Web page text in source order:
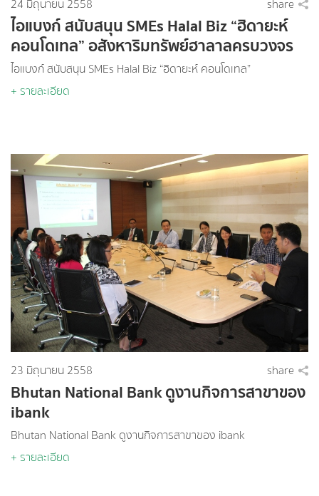
24 มิถุนายน 2558 share
ไอแบงก์ สนับสนุน SMEs Halal Biz “ฮิดายะห์
คอนโดเทล” อสังหาริมทรัพย์ฮาลาลครบวงจร
แห่งแรกบนอ่าวนาง
ไอแบงก์ สนับสนุน SMEs Halal Biz “ฮิดายะห์ คอนโดเทล”
+ รายละเอียด
23 มิถุนายน 2558 share
Bhutan National Bank ดูงานกิจการสาขาของ
ibank
Bhutan National Bank ดูงานกิจการสาขาของ ibank
+ รายละเอียด